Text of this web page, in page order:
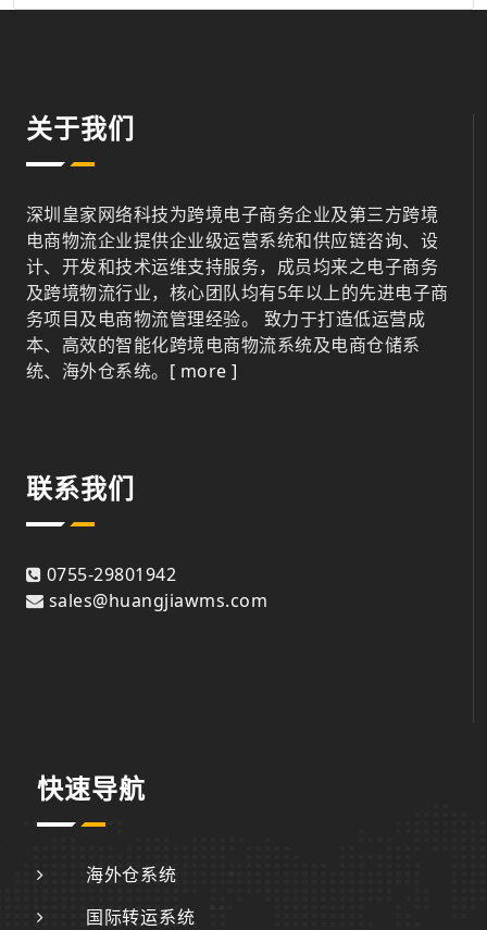
关于我们
深圳皇家网络科技为跨境电子商务企业及第三方跨境
电商物流企业提供企业级运营系统和供应链咨询、设
计、开发和技术运维支持服务，成员均来之电子商务
及跨境物流行业，核心团队均有5年以上的先进电子商
务项目及电商物流管理经验。 致力于打造低运营成
本、高效的智能化跨境电商物流系统及电商仓储系
统、海外仓系统。 [ more ]
联系我们
0755-29801942
sales@huangjiawms.com
快速导航
海外仓系统
国际转运系统